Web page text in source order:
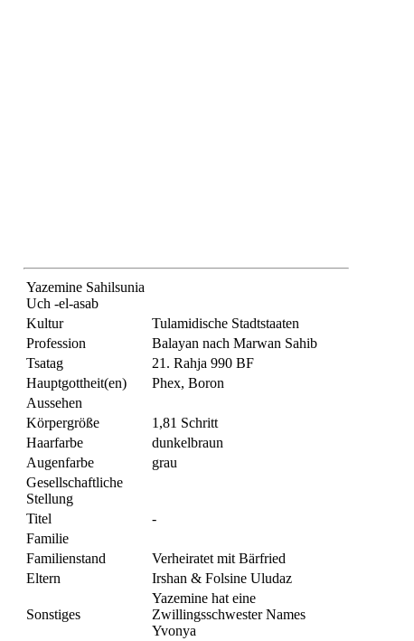
Yazemine Sahilsunia
Uch -el-asab
Kultur
Tulamidische Stadtstaaten
Profession
Balayan nach Marwan Sahib
Tsatag
21. Rahja 990 BF
Hauptgottheit(en)
Phex, Boron
Aussehen
Körpergröße
1,81 Schritt
Haarfarbe
dunkelbraun
Augenfarbe
grau
Gesellschaftliche
Stellung
Titel
-
Familie
Familienstand
Verheiratet mit Bärfried
Eltern
Irshan & Folsine Uludaz
Sonstiges
Yazemine hat eine
Zwillingsschwester Names
Yvonya